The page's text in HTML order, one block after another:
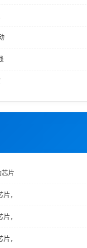
片
，
，
，